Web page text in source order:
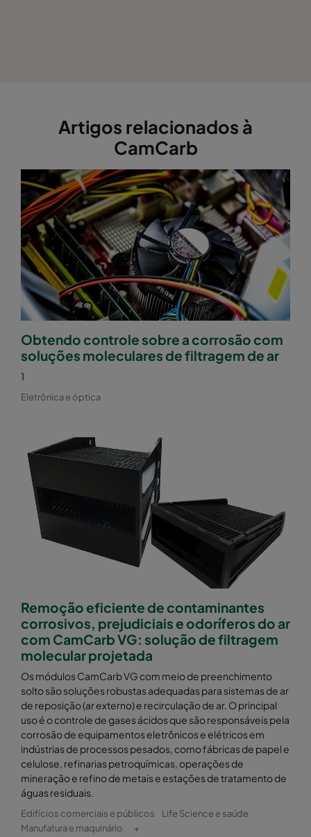
Artigos relacionados à
CamCarb
Obtendo controle sobre a corrosão com
soluções moleculares de filtragem de ar
1
Eletrônica e óptica
Remoção eficiente de contaminantes
corrosivos, prejudiciais e odoríferos do ar
com CamCarb VG: solução de filtragem
molecular projetada
Os módulos CamCarb VG com meio de preenchimento
solto são soluções robustas adequadas para sistemas de ar
de reposição (ar externo) e recirculação de ar. O principal
uso é o controle de gases ácidos que são responsáveis pela
corrosão de equipamentos eletrônicos e elétricos em
indústrias de processos pesados, como fábricas de papel e
celulose, refinarias petroquímicas, operações de
mineração e refino de metais e estações de tratamento de
águas residuais.
Edifícios comerciais e públicos
Life Science e saúde
Manufatura e maquinário
+